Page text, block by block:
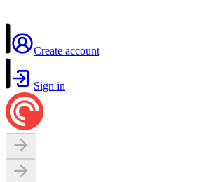
Create account
Sign in